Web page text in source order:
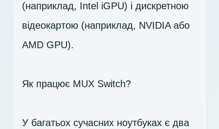
(наприклад, Intel iGPU) і дискретною
відеокартою (наприклад, NVIDIA або
AMD GPU).
Як працює MUX Switch?
У багатьох сучасних ноутбуках є два